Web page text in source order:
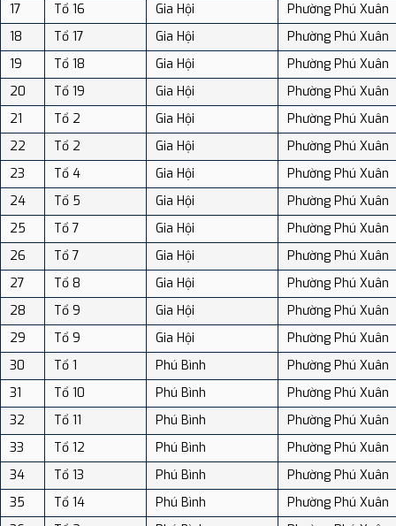
17
Tổ 16 Gia Hội
Phường Phú Xuân
18
Tổ 17 Gia Hội
Phường Phú Xuân
19
Tổ 18 Gia Hội
Phường Phú Xuân
20
Tổ 19 Gia Hội
Phường Phú Xuân
21
Tổ 2 Gia Hội
Phường Phú Xuân
22
Tổ 2 Gia Hội
Phường Phú Xuân
23
Tổ 4 Gia Hội
Phường Phú Xuân
24
Tổ 5 Gia Hội
Phường Phú Xuân
25
Tổ 7 Gia Hội
Phường Phú Xuân
26
Tổ 7 Gia Hội
Phường Phú Xuân
27
Tổ 8 Gia Hội
Phường Phú Xuân
28
Tổ 9 Gia Hội
Phường Phú Xuân
29
Tổ 9 Gia Hội
Phường Phú Xuân
30
Tổ 1 Phú Bình
Phường Phú Xuân
31
Tổ 10 Phú Bình
Phường Phú Xuân
32
Tổ 11 Phú Bình
Phường Phú Xuân
33
Tổ 12 Phú Bình
Phường Phú Xuân
34
Tổ 13 Phú Bình
Phường Phú Xuân
35
Tổ 14 Phú Bình
Phường Phú Xuân